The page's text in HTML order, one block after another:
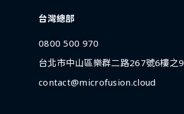
台灣總部
0800 500 970
台北市中山區樂群二路267號6樓之9
contact@microfusion.cloud